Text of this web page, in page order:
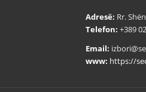
Adresë: Rr.
Telefon: +389
Email:
www: https://